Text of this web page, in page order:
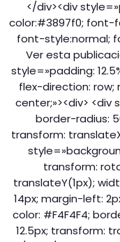
</div><div
color:#3897f0; font-
font-style:normal;
Ver esta
style=»padding:
flex-direction: row;
center;»><div> <div
border-radius:
transform:
transform:
translateY(1px);
14px; margin-left:
color: #F4F4F4;
12.5px; transform: